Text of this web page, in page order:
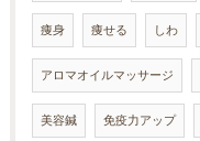
痩身 痩せる しわ
アロマオイルマッサージ
美容鍼 免疫力アップ